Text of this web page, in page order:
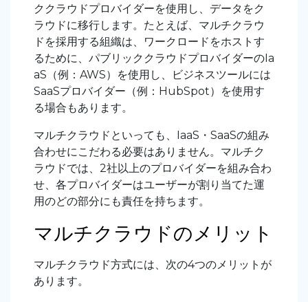
ククラウドプロバイダーを使用し、データをク
ラウドに移行します。たとえば、マルチクラウ
ドを採用する組織は、ワークロードをホストす
るために、パブリッククラウドプロバイダーのIa
aS（例：AWS）を使用し、ビジネスツールには
SaaSプロバイダー（例：HubSpot）を使用す
る場合もあります。
マルチクラウドといっても、IaaS・SaaSの組み
合わせにこだわる必要はありません。マルチク
ラウドでは、2社以上のプロバイダーを組み合わ
せ、各プロバイダーはユーザーが割り当てた運
用のどの部分にも責任を持ちます。
マルチクラウドのメリット
マルチクラウド方式には、次の4つのメリットが
あります。